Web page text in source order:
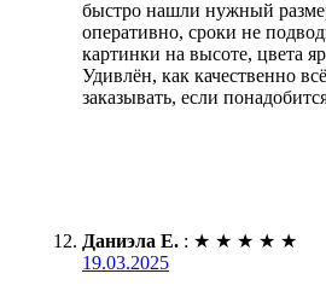
быстро нашли нужный
оперативно, сроки не
картинки на высоте, цвета
Удивлён, как качественно
заказывать, если
Даниэла Е. : ★ ★ ★ ★ ★
19.03.2025